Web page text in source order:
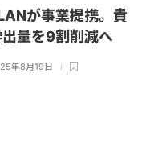
が事業提携。貴
量を9割削減へ
年8月19日